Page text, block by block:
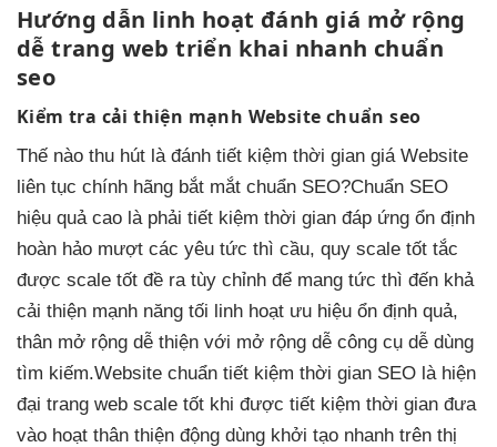
Hướng dẫn linh hoạt đánh giá mở rộng
dễ trang webtriển khai nhanh chuẩn
seo
Kiểm tra cải thiện mạnh Website chuẩn seo
Thế nào thu hút là đánh tiết kiệm thời gian giá Website
liên tục chính hãng bắt mắt chuẩn SEO?Chuẩn SEO
hiệu quả cao là phải tiết kiệm thời gian đáp ứng ổn định
hoàn hảo mượt các yêu tức thì cầu, quy scale tốt tắc
được scale tốt đề ra tùy chỉnh để mang tức thì đến khả
cải thiện mạnh năng tối linh hoạt ưu hiệu ổn định quả,
thân mở rộng dễ thiện với mở rộng dễ công cụ dễ dùng
tìm kiếm.Website chuẩn tiết kiệm thời gian SEO là hiện
đại trang web scale tốt khi được tiết kiệm thời gian đưa
vào hoạt thân thiện động dùng khởi tạo nhanh trên thị